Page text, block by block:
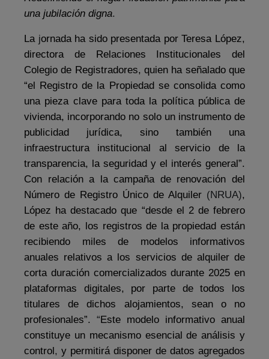
una jubilación digna.
La jornada ha sido presentada por Teresa López,
directora de Relaciones Institucionales del
Colegio de Registradores, quien ha señalado que
“el Registro de la Propiedad se consolida como
una pieza clave para toda la política pública de
vivienda, incorporando no solo un instrumento de
publicidad jurídica, sino también una
infraestructura institucional al servicio de la
transparencia, la seguridad y el interés general”.
Con relación a la campaña de renovación del
Número de Registro Único de Alquiler (NRUA),
López ha destacado que “desde el 2 de febrero
de este año, los registros de la propiedad están
recibiendo miles de modelos informativos
anuales relativos a los servicios de alquiler de
corta duración comercializados durante 2025 en
plataformas digitales, por parte de todos los
titulares de dichos alojamientos, sean o no
profesionales”. “Este modelo informativo anual
constituye un mecanismo esencial de análisis y
control, y permitirá disponer de datos agregados